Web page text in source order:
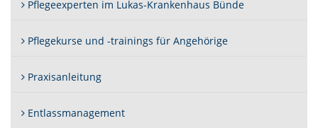
Pflegeexperten im Lukas-Krankenhaus Bünde
Pflegekurse und -trainings für Angehörige
Praxisanleitung
Entlassmanagement